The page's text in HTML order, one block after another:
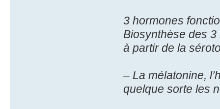
3 hormones
Biosynthèse des
à partir de la
– La mélatonine,
quelque sorte les